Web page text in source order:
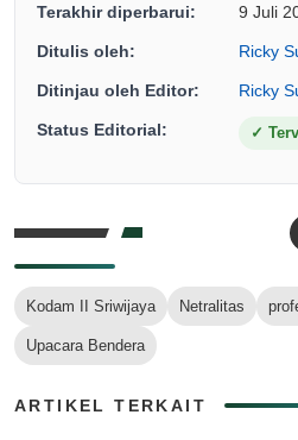
Terakhir diperbarui: 9 Juli
Ditulis oleh: Ricky
Ditinjau oleh Editor: Ricky
Status Editorial: ✓
Kodam II Sriwijaya Netralitas
Upacara Bendera
ARTIKEL TERKAIT